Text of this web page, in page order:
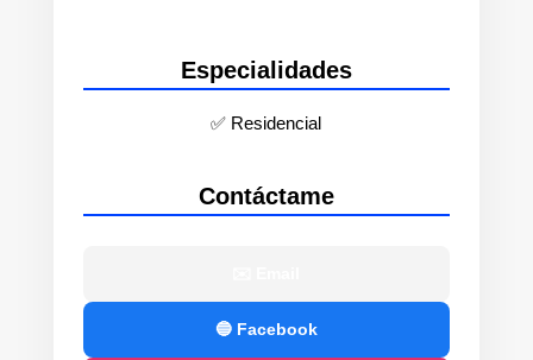
Especialidades
✅ Residencial
Contáctame
🔵 Facebook